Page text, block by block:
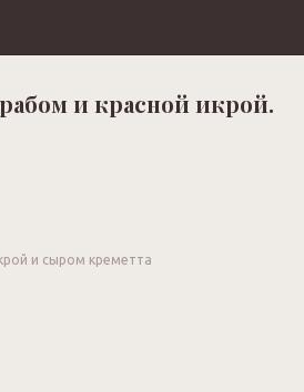
и красной икрой.
и сыром креметта